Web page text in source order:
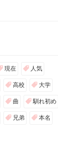
現在 人気
高校 大学
曲 馴れ初め
兄弟 本名